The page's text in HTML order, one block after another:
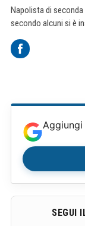
Napolista di
secondo alcuni si è
Aggiungi
SEGUI